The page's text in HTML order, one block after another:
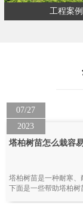
工程案例
07/27
2023
塔柏树苗怎么栽容
塔柏树苗是一种耐寒、
下面是一些帮助塔柏